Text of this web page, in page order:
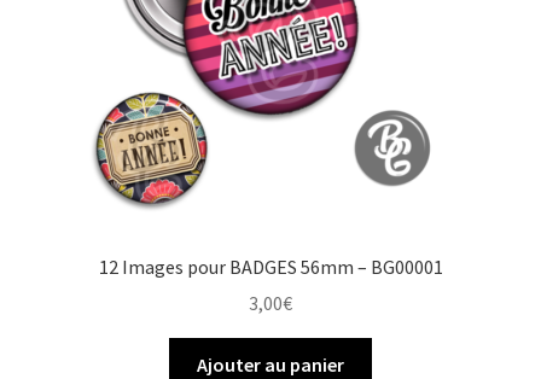
12 Images pour BADGES 56mm – BG00001
3,00€
Ajouter au panier